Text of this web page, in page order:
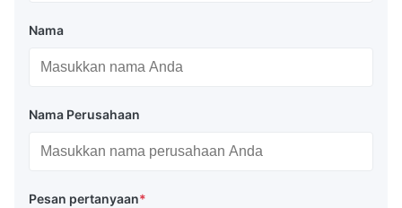
Nama
Nama Perusahaan
Pesan pertanyaan*